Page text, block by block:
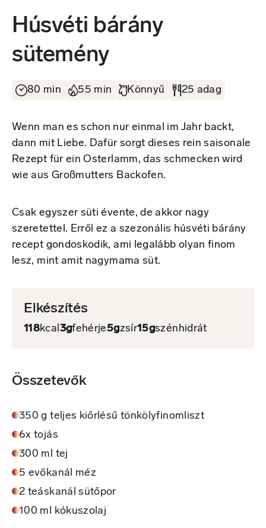
Húsvéti bárány
sütemény
80 min 55 min Könnyű 25 adag
Wenn man es schon nur einmal im Jahr backt,
dann mit Liebe. Dafür sorgt dieses rein saisonale
Rezept für ein Osterlamm, das schmecken wird
wie aus Großmutters Backofen.
Csak egyszer süti évente, de akkor nagy
szeretettel. Erről ez a szezonális húsvéti bárány
recept gondoskodik, ami legalább olyan finom
lesz, mint amit nagymama süt.
Elkészítés
118kcal3gfehérje5gzsír15gszénhidrát
Összetevők
350 g teljes kiőrlésű tönkölyfinomliszt
6x tojás
300 ml tej
5 evőkanál méz
2 teáskanál sütőpor
100 ml kókuszolaj